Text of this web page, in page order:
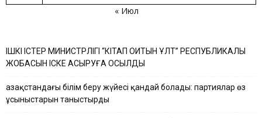
« Июл
ІШКІ ІСТЕР МИНИСТРЛІГІ “КІТАП ОҚИТЫН ҰЛТ” РЕСПУБЛИКАЛЫҚ
ЖОБАСЫН ІСКЕ АСЫРУҒА ҚОСЫЛДЫ
Қазақстандағы білім беру жүйесі қандай болады: партиялар өз
ұсыныстарын таныстырды